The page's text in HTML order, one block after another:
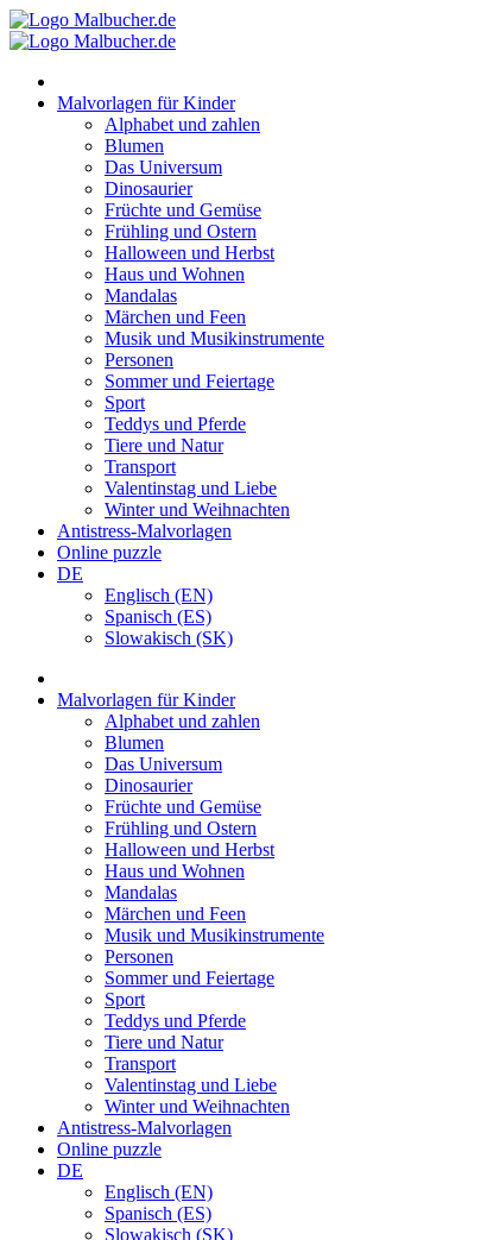
Zum
Inhalt
Malvorlagen für Kinder
Alphabet und zahlen
Blumen
Das Universum
Dinosaurier
Früchte und Gemüse
Frühling und Ostern
Halloween und Herbst
Haus und Wohnen
Mandalas
Märchen und Feen
Musik und Musikinstrumente
Personen
Sommer und Feiertage
Sport
Teddys und Pferde
Tiere und Natur
Transport
Valentinstag und Liebe
Winter und Weihnachten
Antistress-Malvorlagen
Online puzzle
DE
Englisch (EN)
Spanisch (ES)
Slowakisch (SK)
Malvorlagen für Kinder
Alphabet und zahlen
Blumen
Das Universum
Dinosaurier
Früchte und Gemüse
Frühling und Ostern
Halloween und Herbst
Haus und Wohnen
Mandalas
Märchen und Feen
Musik und Musikinstrumente
Personen
Sommer und Feiertage
Sport
Teddys und Pferde
Tiere und Natur
Transport
Valentinstag und Liebe
Winter und Weihnachten
Antistress-Malvorlagen
Online puzzle
DE
Englisch (EN)
Spanisch (ES)
Slowakisch (SK)